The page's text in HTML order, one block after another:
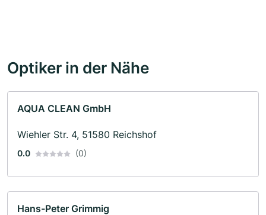
Optiker in der Nähe
AQUA CLEAN GmbH
Wiehler Str. 4, 51580 Reichshof
0.0 (0)
Hans-Peter Grimmig